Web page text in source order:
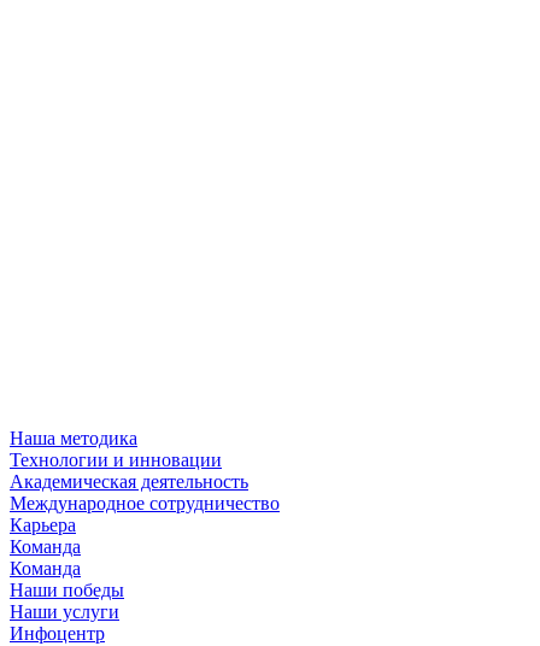
Наша методика
Технологии и инновации
Академическая деятельность
Международное сотрудничество
Карьера
Команда
Команда
Наши победы
Наши услуги
Инфоцентр